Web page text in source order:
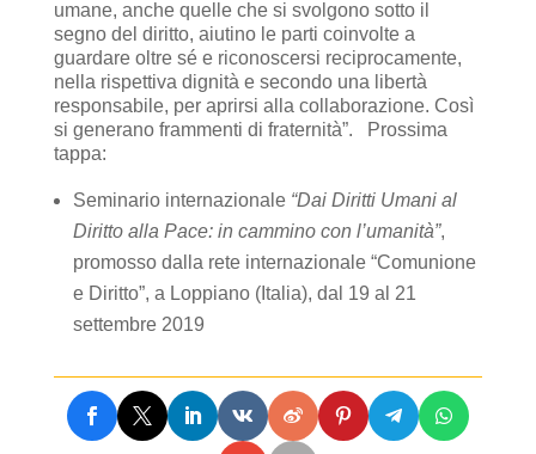
umane, anche quelle che si svolgono sotto il
segno del diritto, aiutino le parti coinvolte a
guardare oltre sé e riconoscersi reciprocamente,
nella rispettiva dignità e secondo una libertà
responsabile, per aprirsi alla collaborazione. Così
si generano frammenti di fraternità”. Prossima
tappa:
Seminario internazionale “Dai Diritti Umani al
Diritto alla Pace: in cammino con l’umanità”,
promosso dalla rete internazionale “Comunione
e Diritto”, a Loppiano (Italia), dal 19 al 21
settembre 2019